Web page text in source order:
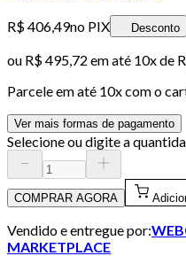
R$ 406,49no PIX Desconto
ou R$ 495,72 em até 10x de
Parcele em até 10x com o
Ver mais formas de pagamento
Selecione ou digite a
COMPRAR AGORA
Vendido e entregue por:
MARKETPLACE